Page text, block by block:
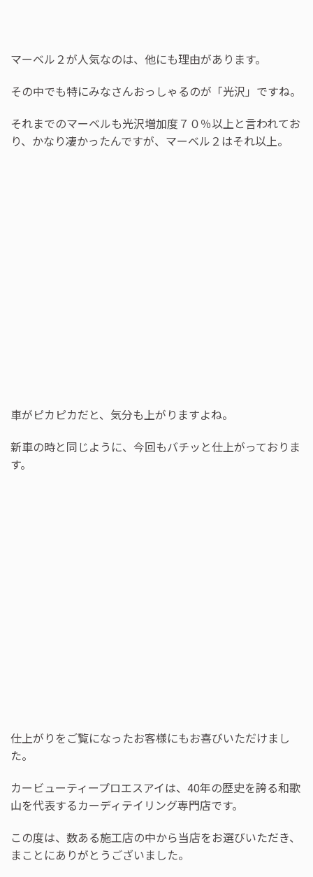
マーベル２が人気なのは、他にも理由があります。
その中でも特にみなさんおっしゃるのが「光沢」ですね。
それまでのマーベルも光沢増加度７０％以上と言われてお
り、かなり凄かったんですが、マーベル２はそれ以上。
車がピカピカだと、気分も上がりますよね。
新車の時と同じように、今回もバチッと仕上がっておりま
す。
仕上がりをご覧になったお客様にもお喜びいただけまし
た。
カービューティープロエスアイは、40年の歴史を誇る和歌
山を代表するカーディテイリング専門店です。
この度は、数ある施工店の中から当店をお選びいただき、
まことにありがとうございました。